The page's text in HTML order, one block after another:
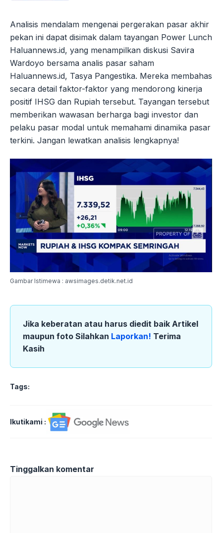
Analisis mendalam mengenai pergerakan pasar akhir
pekan ini dapat disimak dalam tayangan Power Lunch
Haluannews.id, yang menampilkan diskusi Savira
Wardoyo bersama analis pasar saham
Haluannews.id, Tasya Pangestika. Mereka membahas
secara detail faktor-faktor yang mendorong kinerja
positif IHSG dan Rupiah tersebut. Tayangan tersebut
memberikan wawasan berharga bagi investor dan
pelaku pasar modal untuk memahami dinamika pasar
terkini. Jangan lewatkan analisis lengkapnya!
Gambar Istimewa : awsimages.detik.net.id
Jika keberatan atau harus diedit baik Artikel
maupun foto Silahkan Laporkan! Terima
Kasih
Tags:
Ikutikami :
Tinggalkan komentar